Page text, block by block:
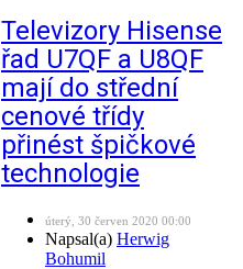
Televizory Hisense
řad U7QF a U8QF
mají do střední
cenové třídy
přinést špičkové
technologie
úterý, 30 červen 2020 00:00
Napsal(a) Herwig
Bohumil